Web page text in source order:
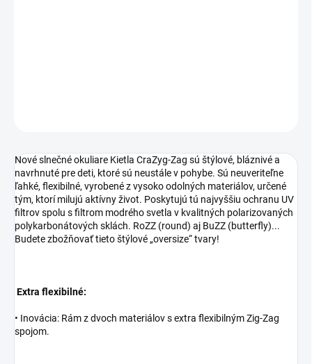
Nové slnečné okuliare Kietla CraZyg-Zag sú štýlové, bláznivé a
navrhnuté pre deti, ktoré sú neustále v pohybe. Sú neuveriteľne
ľahké, flexibilné, vyrobené z vysoko odolných materiálov, určené
tým, ktorí milujú aktívny život. Poskytujú tú najvyššiu ochranu UV
filtrov spolu s filtrom modrého svetla v kvalitných polarizovaných
polykarbonátových sklách. RoZZ (round) aj BuZZ (butterfly)...
Budete zbožňovať tieto štýlové „oversize“ tvary!
Extra flexibilné:
• Inovácia: Rám z dvoch materiálov s extra flexibilným Zig-Zag
spojom.